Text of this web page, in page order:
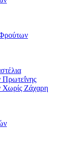
Χωρίς Ζάχαρη